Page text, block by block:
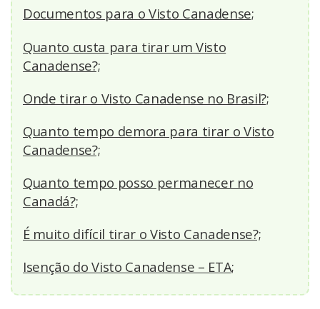
Documentos para o Visto Canadense;
Quanto custa para tirar um Visto
Canadense?;
Onde tirar o Visto Canadense no Brasil?;
Quanto tempo demora para tirar o Visto
Canadense?;
Quanto tempo posso permanecer no
Canadá?;
É muito difícil tirar o Visto Canadense?;
Isenção do Visto Canadense – ETA;